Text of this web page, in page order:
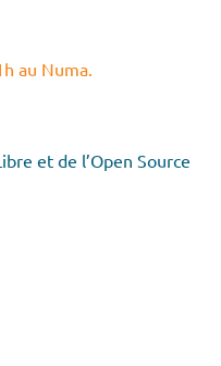
au Numa.
et de l’Open Source